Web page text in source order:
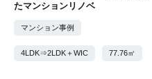
たマンションリノベ
マンション事例
4LDK⇒2LDK＋WIC 77.76㎡